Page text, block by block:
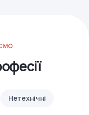
Нетехнічні